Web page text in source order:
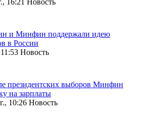
16:21 Новость
и Минфин поддержали идею
в России
Новость
президентских выборов Минфин
на зарплаты
10:26 Новость